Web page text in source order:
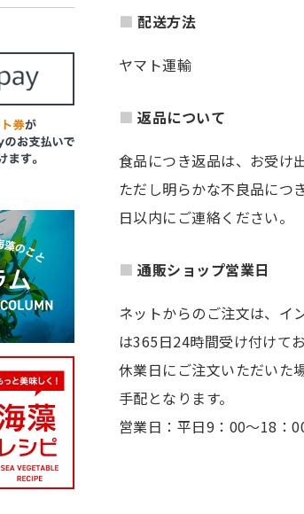
配送方法
ヤマト運輸
返品について
食品につき返品は、お受け
ただし明らかな不良品につ
日以内にご連絡ください。
通販ショップ営業日
ネットからのご注文は、イ
は365日24時間受け付けてお
休業日にご注文いただいた
手配となります。
営業日：平日9：00～18：